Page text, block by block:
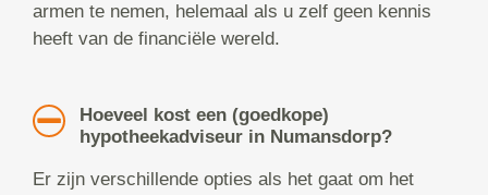
armen te nemen, helemaal als u zelf geen kennis
heeft van de financiële wereld.
Hoeveel kost een (goedkope)
hypotheekadviseur in Numansdorp?
Er zijn verschillende opties als het gaat om het